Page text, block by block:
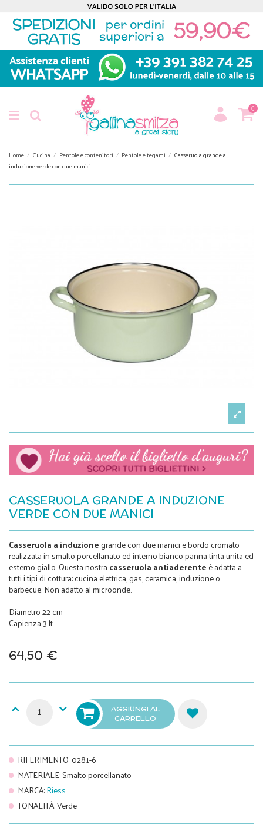
0
Home Cucina Pentole e contenitori Pentole e tegami
Casseruola grande a
induzione verde con due manici
CASSERUOLA GRANDE A INDUZIONE
VERDE CON DUE MANICI
Casseruola a induzionegrande con due manici e bordo cromato
realizzata in smalto porcellanato ed interno bianco panna tinta unita ed
esterno giallo. Questa nostra casseruola antiaderenteè adatta a
tutti i tipi di cottura: cucina elettrica, gas, ceramica, induzione o
barbecue. Non adatto al microonde.
Diametro 22 cm
Capienza 3 lt
64,50 €
AGGIUNGI AL
CARRELLO
RIFERIMENTO:0281-6
MATERIALE:Smalto porcellanato
MARCA:Riess
TONALITÀ:Verde